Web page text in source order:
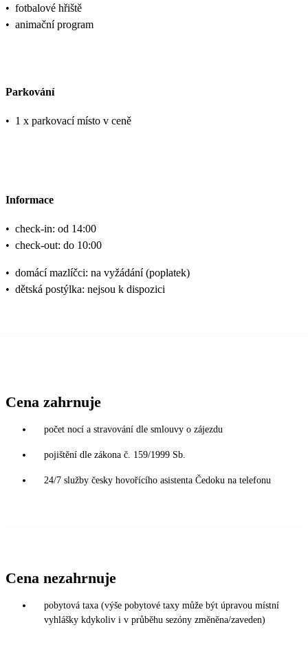
• fotbalové hřiště
• animační program
Parkování
• 1 x parkovací místo v ceně
Informace
• check-in: od 14:00
• check-out: do 10:00
• domácí mazlíčci: na vyžádání (poplatek)
• dětská postýlka: nejsou k dispozici
Cena zahrnuje
počet nocí a stravování dle smlouvy o zájezdu
pojištění dle zákona č. 159/1999 Sb.
24/7 služby česky hovořícího asistenta Čedoku na telefonu
Cena nezahrnuje
pobytová taxa (výše pobytové taxy může být úpravou místní
vyhlášky kdykoliv i v průběhu sezóny změněna/zaveden)